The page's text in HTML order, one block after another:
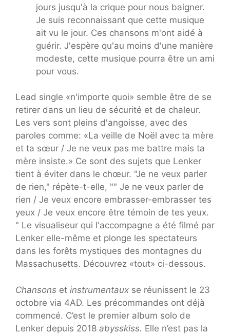
jours jusqu'à la crique pour nous baigner.
Je suis reconnaissant que cette musique
ait vu le jour. Ces chansons m'ont aidé à
guérir. J'espère qu'au moins d'une manière
modeste, cette musique pourra être un ami
pour vous.
Lead single «n'importe quoi» semble être de se
retirer dans un lieu de sécurité et de chaleur.
Les vers sont pleins d'angoisse, avec des
paroles comme: «La veille de Noël avec ta mère
et ta sœur / Je ne veux pas me battre mais ta
mère insiste.» Ce sont des sujets que Lenker
tient à éviter dans le chœur. "Je ne veux parler
de rien," répète-t-elle, "" Je ne veux parler de
rien / Je veux encore embrasser-embrasser tes
yeux / Je veux encore être témoin de tes yeux.
" Le visualiseur qui l'accompagne a été filmé par
Lenker elle-même et plonge les spectateurs
dans les forêts mystiques des montagnes du
Massachusetts. Découvrez «tout» ci-dessous.
Chansons et instrumentaux se réunissent le 23
octobre via 4AD. Les précommandes ont déjà
commencé. C’est le premier album solo de
Lenker depuis 2018 abysskiss. Elle n’est pas la